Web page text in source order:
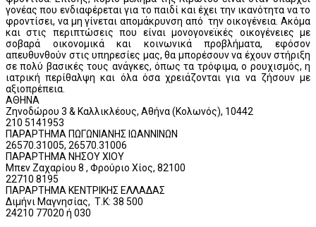
γονέας που ενδιαφέρεται για το παιδί και έχει την ικανότητα να το
φροντίσει, να μη γίνεται απομάκρυνση από την οικογένεια. Ακόμα
και στις περιπτώσεις που είναι μονογονεϊκές οικογένειες με
σοβαρά οικονομικά και κοινωνικά προβλήματα, εφόσον
απευθυνθούν στις υπηρεσίες μας, θα μπορέσουν να έχουν στήριξη
σε πολύ βασικές τους ανάγκες, όπως τα τρόφιμα, ο ρουχισμός, η
ιατρική περίθαλψη και όλα όσα χρειάζονται για να ζήσουν με
αξιοπρέπεια.
ΑΘΗΝΑ
Ζηνοδώρου 3 & Καλλικλέους, Αθήνα (Κολωνός), 10442
210 5141953
ΠΑΡΑΡΤΗΜΑ ΠΩΓΩΝΙΑΝΗΣ ΙΩΑΝΝΙΝΩΝ
26570.31005, 26570.31006
ΠΑΡΑΡΤΗΜΑ ΝΗΣΟΥ ΧΙΟΥ
Μπεν Ζαχαρίου 8 , Φρούριο Χίος, 82100
22710 8195
ΠΑΡΑΡΤΗΜΑ ΚΕΝΤΡΙΚΗΣ ΕΛΛΑΔΑΣ
Διμήνι Μαγνησίας, Τ.Κ: 38 500
24210 77020 ή 030